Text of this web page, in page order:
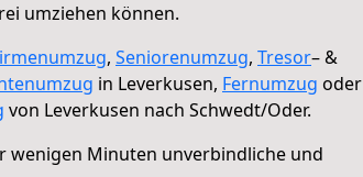
umziehen können.
, Seniorenumzug, Tresor– &
in Leverkusen, Fernumzug oder
von Leverkusen nach Schwedt/Oder.
wenigen Minuten unverbindliche und